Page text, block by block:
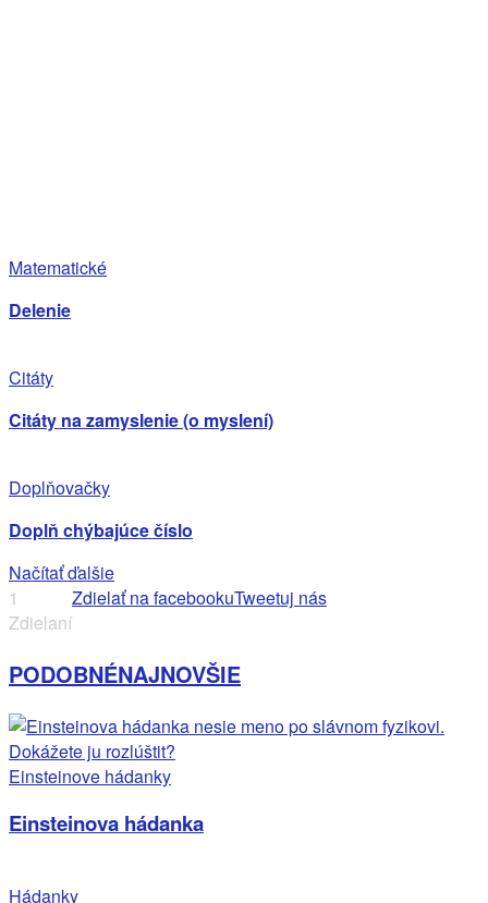
Matematické
Delenie
Citáty
Citáty na zamyslenie (o myslení)
Doplňovačky
Doplň chýbajúce číslo
Načítať ďalšie
1
Zdielaní
Zdielať na facebookuTweetuj nás
PODOBNÉNAJNOVŠIE
Einsteinove hádanky
Einsteinova hádanka
Hádanky